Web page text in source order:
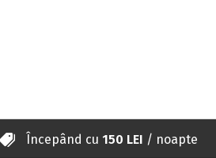
Începând cu 150 LEI / noapte